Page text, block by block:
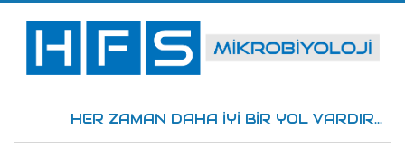
HER ZAMAN DAHA İYİ BİR YOL VARDIR...